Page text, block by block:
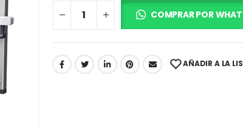
COMPRAR POR
AÑADIR A LA